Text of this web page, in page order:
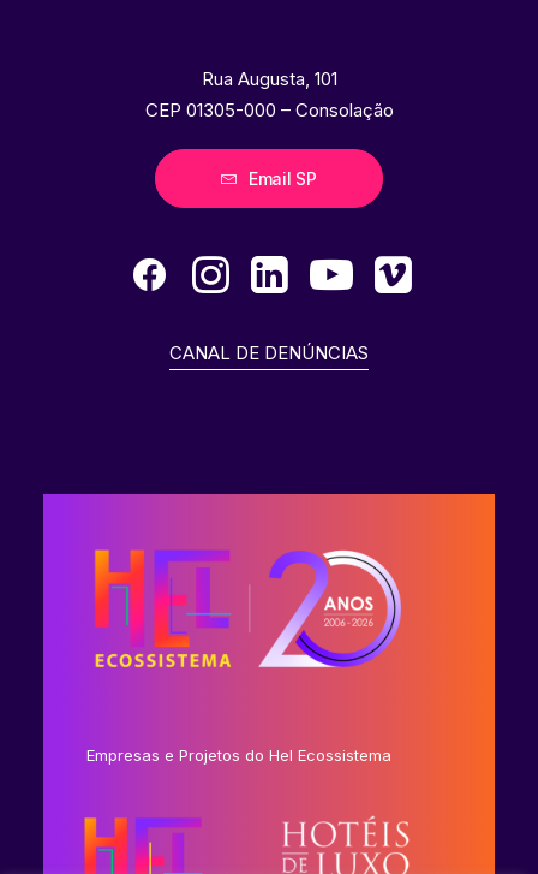
Rua Augusta, 101
CEP 01305-000 – Consolação
Email SP
CANAL DE DENÚNCIAS
Empresas e Projetos do Hel Ecossistema